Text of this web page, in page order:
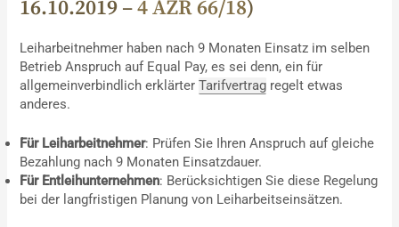
16.10.2019 –4 AZR 66/18)
Leiharbeitnehmer haben nach 9 Monaten Einsatz im selben
Betrieb Anspruch auf Equal Pay, es sei denn, ein für
allgemeinverbindlich erklärterTarifvertrag regelt etwas
anderes.
Für Leiharbeitnehmer: Prüfen Sie Ihren Anspruch auf gleiche
Bezahlung nach 9 Monaten Einsatzdauer.
Für Entleihunternehmen: Berücksichtigen Sie diese Regelung
bei der langfristigen Planung von Leiharbeitseinsätzen.